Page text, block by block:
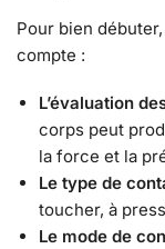
Pour bien
compte :
L’évaluation
corps peut
la force et la
Le type de
toucher, à
Le mode de